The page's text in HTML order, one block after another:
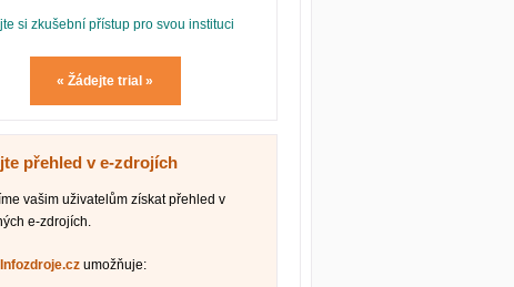
si zkušební přístup pro svou instituci
« Žádejte trial »
přehled v e-zdrojích
vašim uživatelům získat přehled v
e-zdrojích.
Infozdroje.cz umožňuje: